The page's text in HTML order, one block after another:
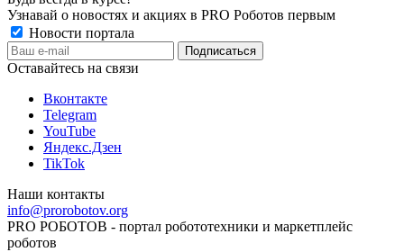
Узнавай о новостях и акциях в PRO Роботов первым
Новости портала
Оставайтесь на связи
Вконтакте
Telegram
YouTube
Яндекс.Дзен
TikTok
Наши контакты
info@prorobotov.org
PRO РОБОТОВ - портал робототехники и маркетплейс
роботов